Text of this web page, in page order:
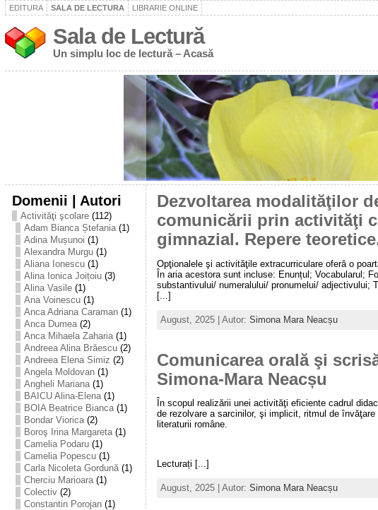
EDITURA SALA DE LECTURA LIBRARIE ONLINE
Sala de Lectură
Un simplu loc de lectură – Acasă
Domenii | Autori
Activităţi şcolare(112)
Adam Bianca Ștefania(1)
Adina Mușunoi (1)
Alexandra Murgu(1)
Aliana Ionescu(1)
Alina Ionica Joițoiu(3)
Alina Vasile(1)
Ana Voinescu(1)
Anca Adriana Caraman(1)
Anca Dumea(2)
Anca Mihaela Zaharia(1)
Andreea Alina Brăescu(2)
Andreea Elena Simiz (2)
Angela Moldovan(1)
Angheli Mariana(1)
BAICU Alina-Elena(1)
BOIA Beatrice Bianca(1)
Bondar Viorica(2)
Boroş Irina Margareta(1)
Camelia Podaru(1)
Camelia Popescu(1)
Carla Nicoleta Gordună(1)
Cherciu Marioara(1)
Colectiv(2)
Constantin Porojan(1)
Dezvoltarea modalităţilor
comunicării prin activităţi
gimnazial. Repere
Opţionalele şi activităţile extracurriculare oferă o
În aria acestora sunt incluse: Enunțul; Vocabularul;
substantivului/ numeralului/ pronumelui/ adjectivului;
[...]
August, 2025 | Autor: Simona Mara Neacșu
Comunicarea orală şi
Simona-Mara Neacșu
În scopul realizării unei activităţi eficiente cadrul
de rezolvare a sarcinilor, şi implicit, ritmul de
literaturii române.
Lecturați [...]
August, 2025 | Autor: Simona Mara Neacșu